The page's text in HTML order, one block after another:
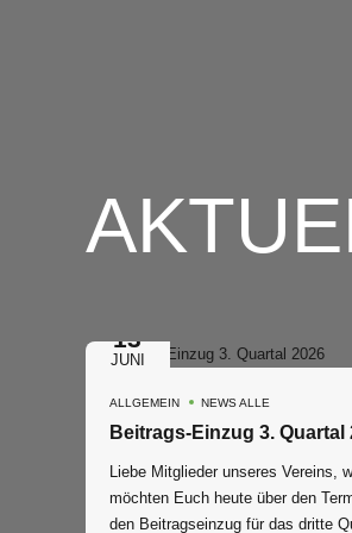
13
JUNI
ALLGEMEIN NEWS ALLE
Liebe Mitglieder unseres Vereins,
möchten Euch heute über den
den Beitragseinzug für das dritte